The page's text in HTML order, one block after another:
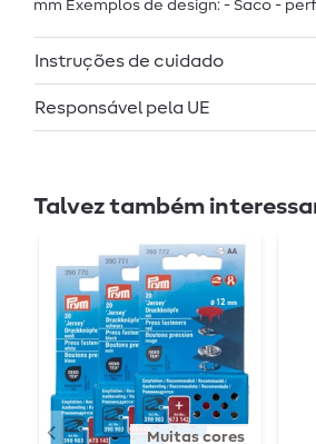
mm Exemplos de design: - Saco -
Instruções de cuidado
Responsável pela UE
Talvez também
Muitas cores